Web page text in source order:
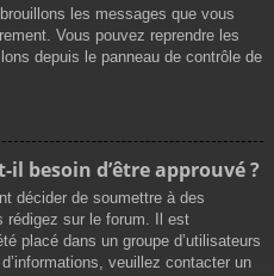
les messages que vous
Vous pouvez reprendre les
depuis le panneau de contrôle de
besoin d’être approuvé ?
décider de soumettre à des
rédigez sur le forum. Il est
placé dans un groupe d’utilisateurs
veuillez contacter un